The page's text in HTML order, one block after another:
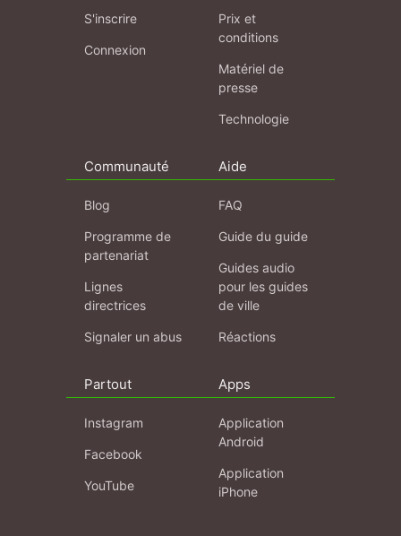
S'inscrire
Connexion
Prix et
conditions
Matériel de
presse
Technologie
Communauté
Blog
Programme de
partenariat
Lignes
directrices
Signaler un abus
Aide
FAQ
Guide du guide
Guides audio
pour les guides
de ville
Réactions
Partout
Instagram
Facebook
YouTube
Apps
Application
Android
Application
iPhone